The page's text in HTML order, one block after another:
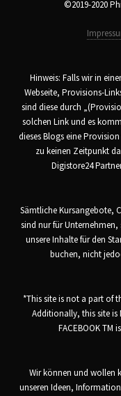
©2019-2020
Hinweis: Falls wir in
Webseite, Provisions-
sind diese durch
solchen Link und es
dieses Blogs eine
zu keinen Zeitpunkt
Digistore24
Sämtliche Kursangebote,
sind nur für
unsere Inhalte für den
buchen, nicht
*This site is not a part of
Additionally, this site is
FACEBOOK TM
Wir können und wollen
unseren Ideen,